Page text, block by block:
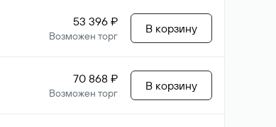
53 396 ₽
Возможен торг
В корзину
70 868 ₽
Возможен торг
В корзину